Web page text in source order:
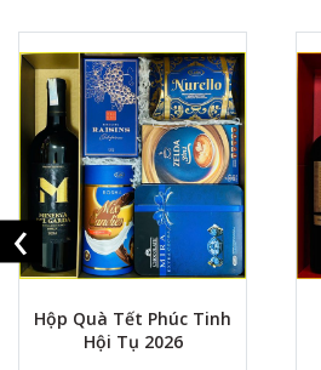
Hộp Quà Tết Phúc Tinh
Hội Tụ 2026
‹